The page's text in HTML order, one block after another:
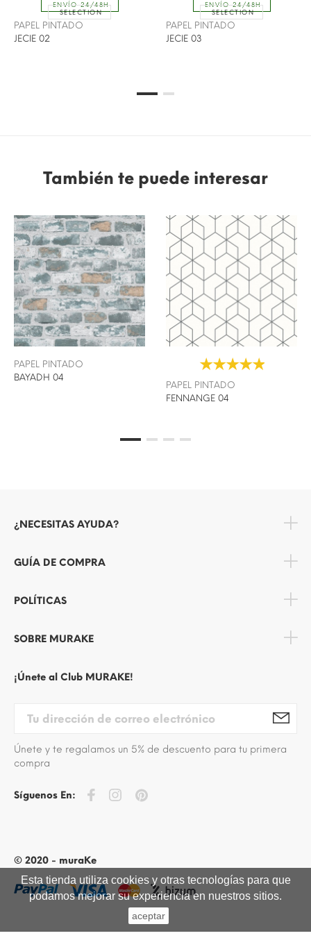
ENVÍO 24/48H
SELECTION
PAPEL PINTADO
JECIE 02
ENVÍO 24/48H
SELECTION
PAPEL PINTADO
JECIE 03
También te puede interesar
PAPEL PINTADO
BAYADH 04
PAPEL PINTADO
FENNANGE 04
¿NECESITAS AYUDA?
GUÍA DE COMPRA
POLÍTICAS
SOBRE MURAKE
¡Únete al Club MURAKE!
Únete y te regalamos un 5% de descuento para tu primera
compra
Síguenos En:
© 2020 - muraKe
Esta tienda utiliza cookies y otras tecnologías para que
podamos mejorar su experiencia en nuestros sitios.
aceptar